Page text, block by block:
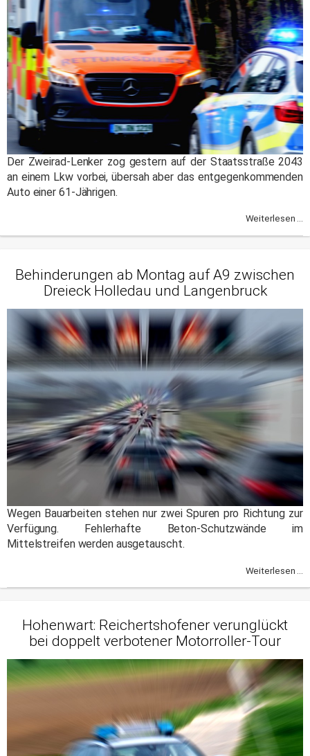
Der Zweirad-Lenker zog gestern auf der Staatsstraße 2043
an einem Lkw vorbei, übersah aber das entgegenkommenden
Auto einer 61-Jährigen.
Weiterlesen ...
Behinderungen ab Montag auf A9 zwischen
Dreieck Holledau und Langenbruck
Wegen Bauarbeiten stehen nur zwei Spuren pro Richtung zur
Verfügung. Fehlerhafte Beton-Schutzwände im
Mittelstreifen werden ausgetauscht.
Weiterlesen ...
Hohenwart: Reichertshofener verunglückt
bei doppelt verbotener Motorroller-Tour